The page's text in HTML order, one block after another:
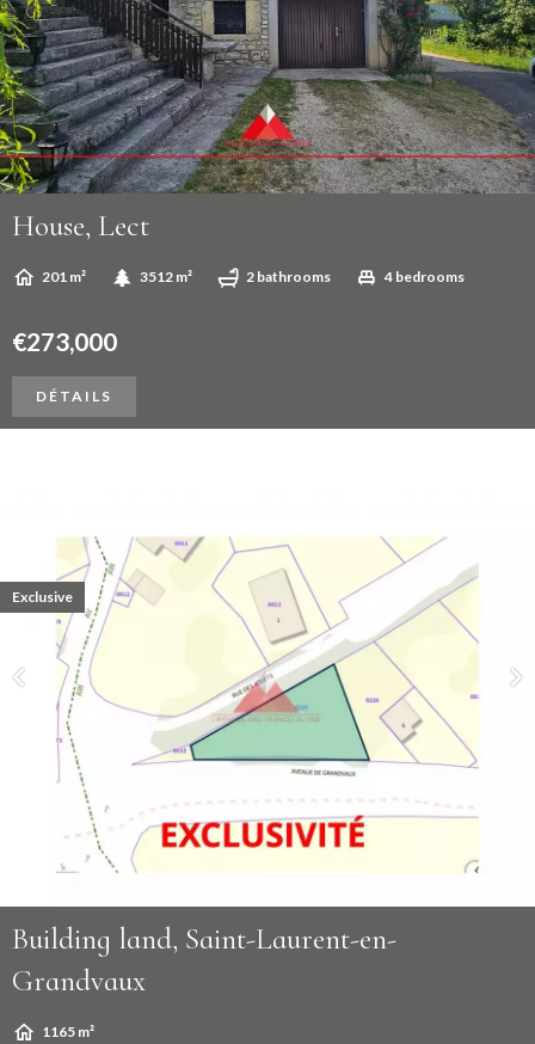
House, Lect
201 m² 3512 m² 2 bathrooms 4 bedrooms
€273,000
DÉTAILS
Building land, Saint-Laurent-en-
Grandvaux
1165 m²
Exclusive